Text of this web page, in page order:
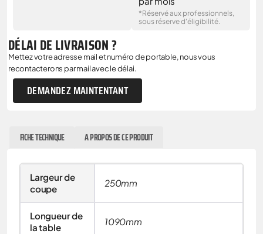
*Réservé aux professionnels,
sous réserve d'éligibilité.
DÉLAI DE LIVRAISON ?
Mettez votre adresse mail et numéro de portable, nous vous
recontacterons par mail avec le délai.
DEMANDEZ MAINTENTANT
FICHE TECHNIQUE A PROPOS DE CE PRODUIT
Largeur de
coupe
250mm
Longueur de
la table
1090mm